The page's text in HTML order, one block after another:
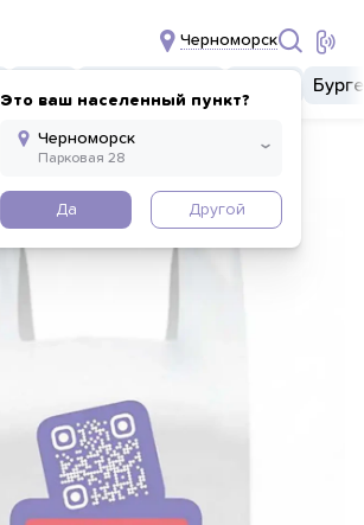
Черноморск
Это ваш населенный пункт?
Да Другой